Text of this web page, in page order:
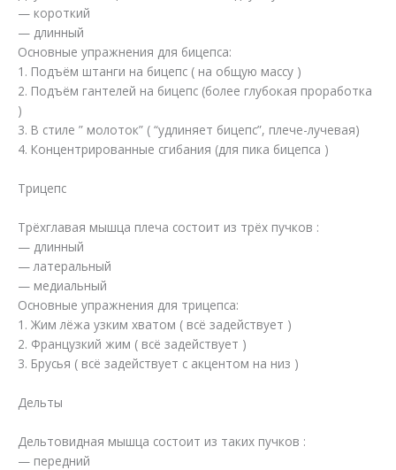
— короткий
— длинный
Основные упражнения для бицепса:
1. Подъём штанги на бицепс ( на общую массу )
2. Подъём гантелей на бицепс (более глубокая проработка
)
3. В стиле ” молоток” ( “удлиняет бицепс”, плече-лучевая)
4. Концентрированные сгибания (для пика бицепса )
Трицепс
Трёхглавая мышца плеча состоит из трёх пучков :
— длинный
— латеральный
— медиальный
Основные упражнения для трицепса:
1. Жим лёжа узким хватом ( всё задействует )
2. Французкий жим ( всё задействует )
3. Брусья ( всё задействует с акцентом на низ )
Дельты
Дельтовидная мышца состоит из таких пучков :
— передний